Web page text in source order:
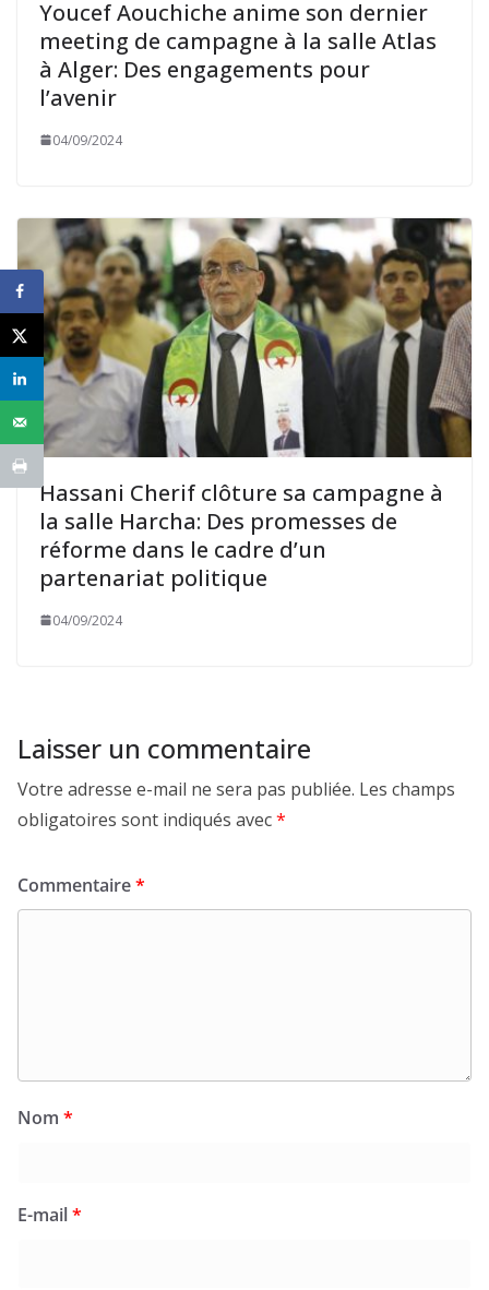
Youcef Aouchiche anime son dernier
meeting de campagne à la salle Atlas
à Alger: Des engagements pour
l’avenir
04/09/2024
Hassani Cherif clôture sa campagne à
la salle Harcha: Des promesses de
réforme dans le cadre d’un
partenariat politique
04/09/2024
Laisser un commentaire
Votre adresse e-mail ne sera pas publiée. Les champs
obligatoires sont indiqués avec*
Commentaire*
Nom *
E-mail*